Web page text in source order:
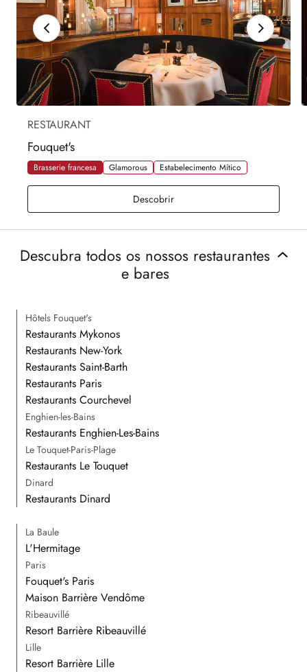
RESTAURANT
Fouquet's
Brasserie francesa Glamorous Estabelecimento Mítico
DescobrirFouquet's
Descubra todos os nossos restaurantes
e bares
Hôtels Fouquet's
Restaurants Mykonos
Restaurants New-York
Restaurants Saint-Barth
Restaurants Paris
Restaurants Courchevel
Enghien-les-Bains
Restaurants Enghien-Les-Bains
Le Touquet-Paris-Plage
Restaurants Le Touquet
Dinard
Restaurants Dinard
La Baule
L'Hermitage
Paris
Fouquet's Paris
Maison Barrière Vendôme
Ribeauvillé
Resort Barrière Ribeauvillé
Lille
Resort Barrière Lille